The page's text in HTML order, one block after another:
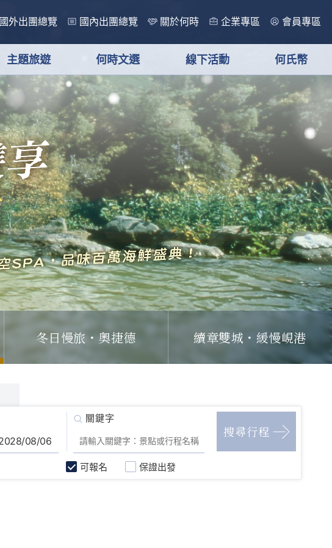
國外出團總覽 國內出團總覽 關於何時 企業專區 會員專區
主題旅遊 何時文選 線下活動 何氏幣
冬日慢旅・奧捷德 續章雙城・緩慢峴港
可報名 保證出發